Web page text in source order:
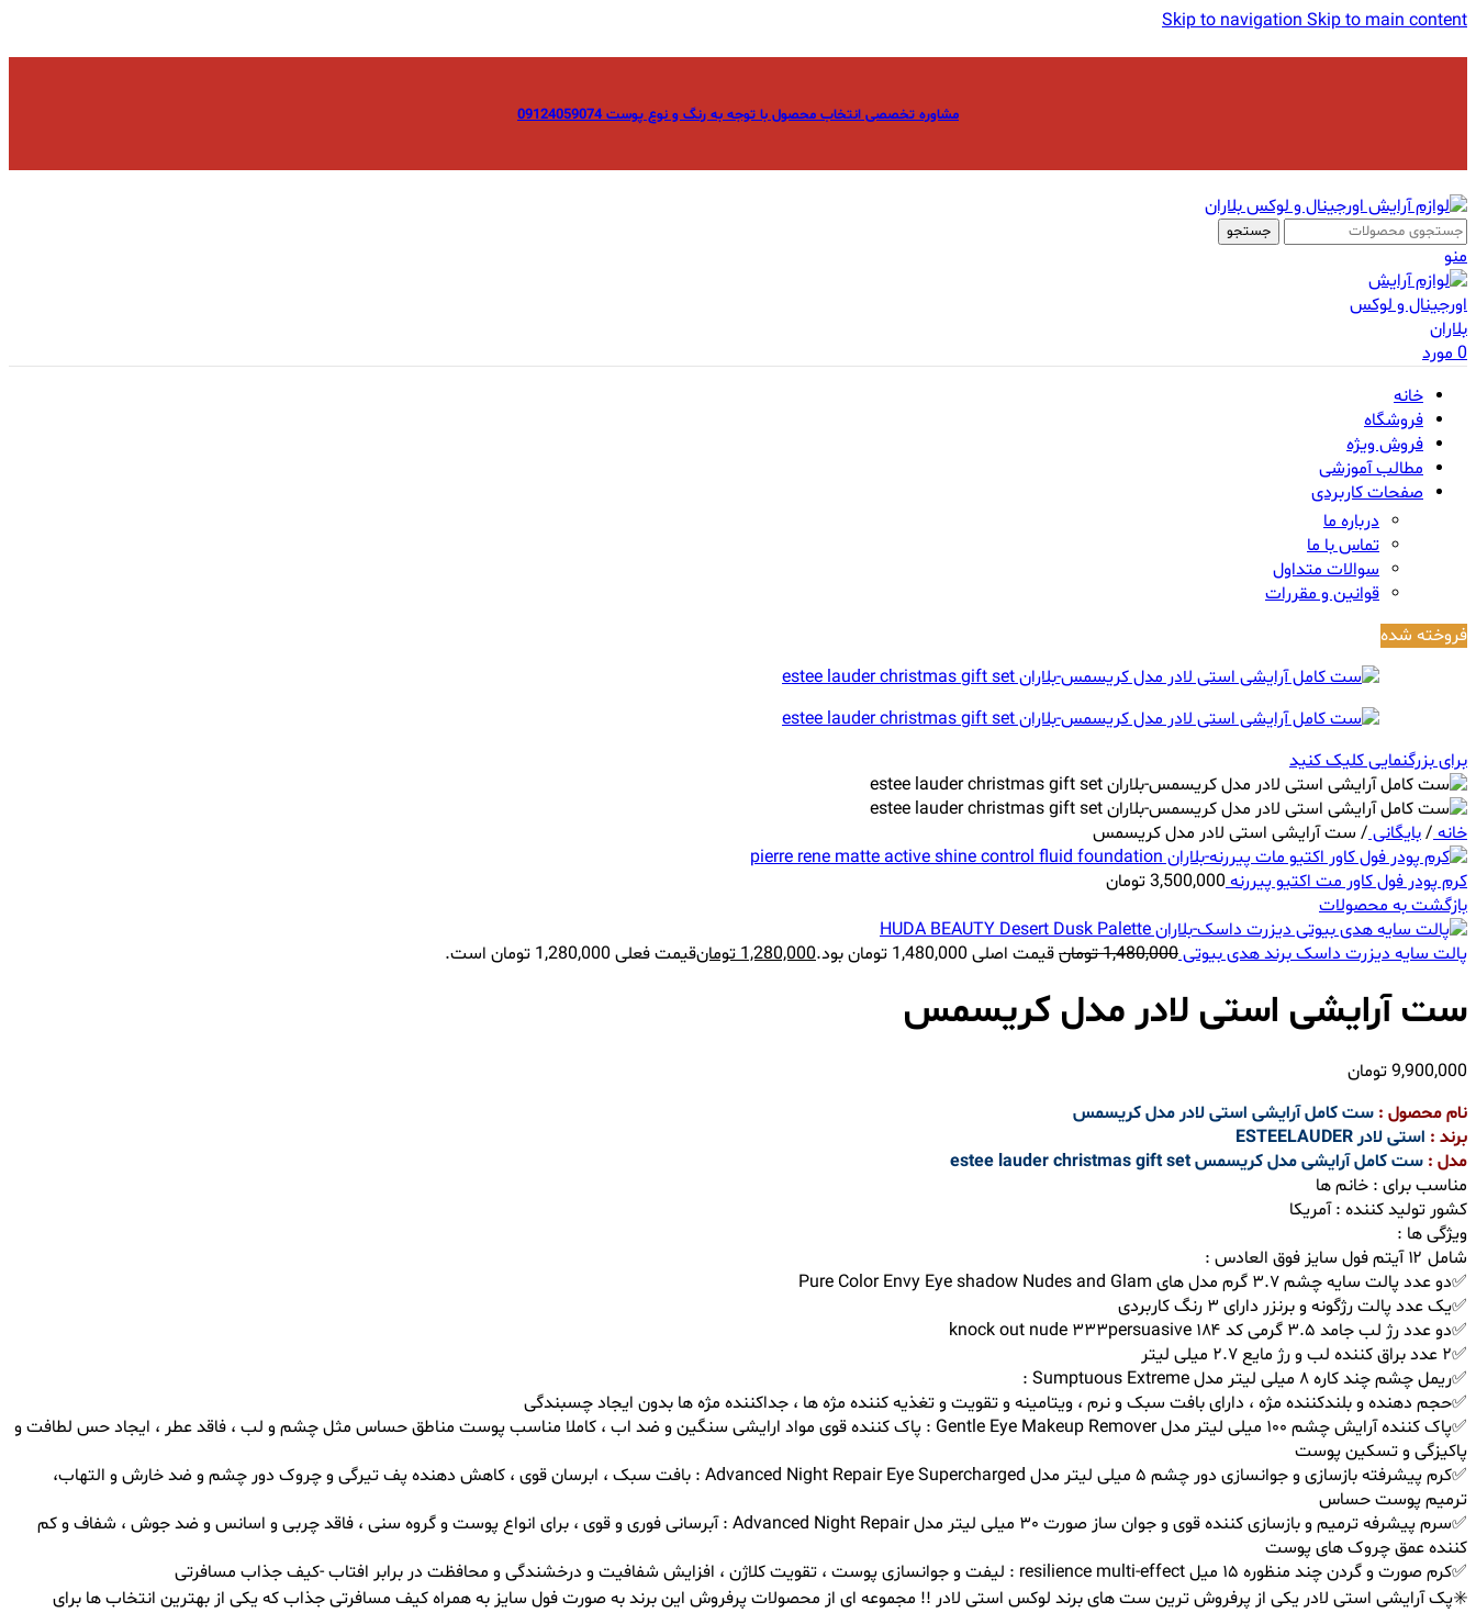
Skip to navigationSkip to main content
مشاوره تخصصی انتخاب محصول با توجه به رنگ و نوع پوست 09124059074
جستجو
منو
0مورد
خانه
فروشگاه
فروش ویژه
مطالب آموزشی
صفحات کاربردی
درباره ما
تماس با ما
سوالات متداول
قوانین و مقررات
فروخته شده
برای بزرگنمایی کلیک کنید
خانه/بایگانی/ ست آرایشی استی لادر مدل کریسمس
کرم پودر فول کاور مت اکتیو پیررنه3,500,000تومان
بازگشت به محصولات
پالت سایه دیزرت داسک برند هدی بیوتی1,480,000تومانقیمت اصلی 1,480,000 تومان بود. 1,280,000تومانقیمت فعلی 1,280,000 تومان است.
ست آرایشی استی لادر مدل کریسمس
9,900,000تومان
نام محصول : ست کامل آرایشی استی لادر مدل کریسمس
برند : استی لادرESTEELAUDER
مدل : ست کامل آرایشی مدل کریسمس estee lauder christmas gift set
مناسب برای : خانم ها
کشور تولید کننده : آمریکا
ویژگی ها :
شامل ۱۲ آیتم فول سایز فوق العادس :
✅دو عدد پالت سایه چشم ۳.۷ گرم مدل های Pure Color Envy Eye shadow Nudes and Glam
✅یک عدد پالت رژگونه و برنزر دارای ۳ رنگ کاربردی
✅دو عدد رژ لب جامد ٣.۵ گرمی کد ۱۸۴ knock out nude ۳۳۳persuasive
✅۲ عدد براق کننده لب و رژ مایع ٢.٧ میلی لیتر
✅ریمل چشم چند کاره ٨ میلی لیتر مدل Sumptuous Extreme :
✅حجم دهنده و بلندکننده مژه ، دارای بافت سبک و نرم ، ویتامینه و تقویت و تغذیه کننده مژه ها ، جداکننده مژه ها بدون ایجاد چسبندگی
✅پاک کننده آرایش چشم ۱۰۰ میلی لیتر مدل Gentle Eye Makeup Remover : پاک کننده قوی مواد ارایشی سنگین و ضد اب ، کاملا مناسب پوست مناطق حساس مثل چشم و لب ، فاقد عطر ، ایجاد حس لطافت و
پاکیزگی و تسکین پوست
✅کرم پیشرفته بازسازی و جوانسازی دور چشم ۵ میلی لیتر مدل Advanced Night Repair Eye Supercharged : بافت سبک ، ابرسان قوی ، کاهش دهنده پف تیرگی و چروک دور چشم و ضد خارش و التهاب،
ترمیم پوست حساس
✅سرم پیشرفه ترمیم و بازسازی کننده قوی و جوان ساز صورت ٣٠ میلی لیتر مدل Advanced Night Repair : آبرسانی فوری و قوی ، برای انواع پوست و گروه سنی ، فاقد چربی و اسانس و ضد جوش ، شفاف و کم
کننده عمق چروک های پوست
✅کرم صورت و گردن چند منظوره ۱۵ میل resilience multi-effect : لیفت و جوانسازی پوست ، تقویت کلاژن ، افزایش شفافیت و درخشندگی و محافظت در برابر افتاب -کیف جذاب مسافرتی
✳️پک آرایشی استی لادر یکی از پرفروش ترین ست های برند لوکس استی لادر !! مجموعه ای از محصولات پرفروش این برند به صورت فول سایز به همراه کیف مسافرتی جذاب که یکی از بهترین انتخاب ها برای